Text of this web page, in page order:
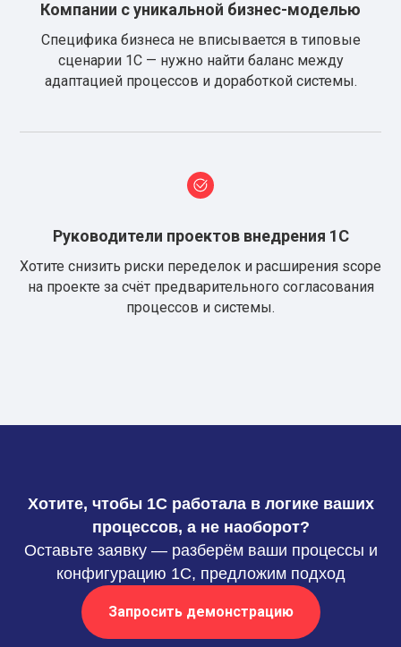
Компании с уникальной бизнес-моделью
Специфика бизнеса не вписывается в типовые
сценарии 1С — нужно найти баланс между
адаптацией процессов и доработкой системы.
Руководители проектов внедрения 1С
Хотите снизить риски переделок и расширения scope
на проекте за счёт предварительного согласования
процессов и системы.
Хотите, чтобы 1С работала в логике ваших
процессов, а не наоборот?
Оставьте заявку — разберём ваши процессы и
конфигурацию 1С, предложим подход
Запросить демонстрацию